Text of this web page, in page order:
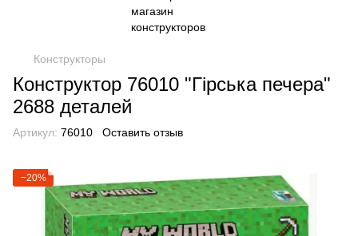
Конструкторы
Конструктор 76010 "Гірська печера"
2688 деталей
Артикул: 76010 Оставить отзыв
−20%